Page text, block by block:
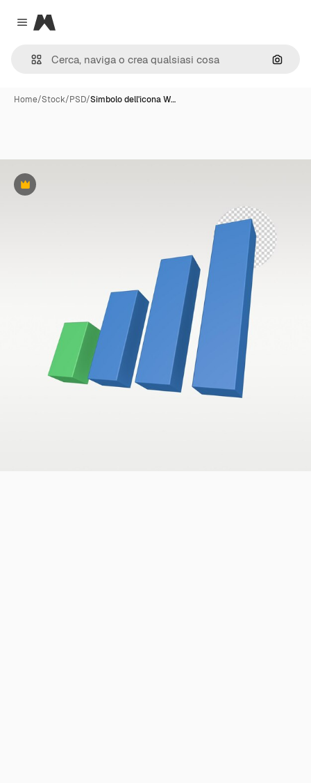
Close menu
Magnific
Cerca
Home/Stock/PSD/Simbolo dell'icona W…
Premium